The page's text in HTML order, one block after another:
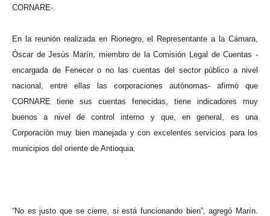
CORNARE-.
En la reunión realizada en Rionegro, el Representante a la Cámara,
Óscar de Jesús Marín, miembro de la Comisión Legal de Cuentas -
encargada de Fenecer o no las cuentas del sector público a nivel
nacional, entre ellas las corporaciones autónomas- afirmó que
CORNARE tiene sus cuentas fenecidas, tiene indicadores muy
buenos a nivel de control interno y que, en general, es una
Corporación muy bien manejada y con excelentes servicios para los
municipios del oriente de Antioquia.
“No es justo que se cierre, si está funcionando bien”, agregó Marín.